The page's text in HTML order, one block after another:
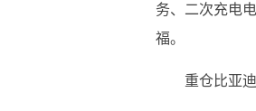
务、二次充电
福。
重仓比亚